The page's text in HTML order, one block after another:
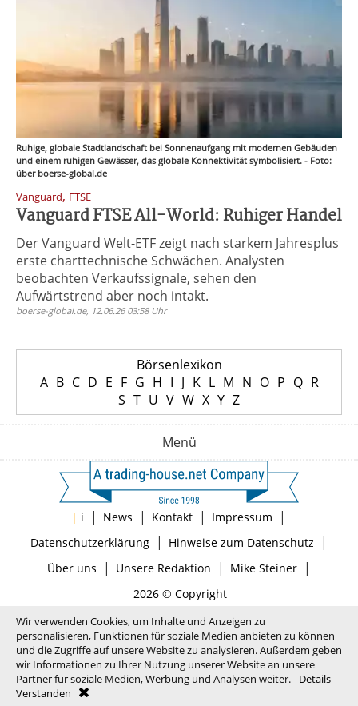
Ruhige, globale Stadtlandschaft bei Sonnenaufgang mit modernen Gebäuden
und einem ruhigen Gewässer, das globale Konnektivität symbolisiert. - Foto:
über boerse-global.de
Vanguard, FTSE
Vanguard FTSE All-World: Ruhiger Handel
Der Vanguard Welt-ETF zeigt nach starkem Jahresplus
erste charttechnische Schwächen. Analysten
beobachten Verkaufssignale, sehen den
Aufwärtstrend aber noch intakt.
boerse-global.de, 12.06.26 03:58 Uhr
Börsenlexikon
A B C D E F G H I J K L M N O P Q R
S T U V W X Y Z
Menü
| i | News | Kontakt | Impressum |
Datenschutzerklärung| Hinweise zum Datenschutz |
Über uns | Unsere Redaktion | Mike Steiner|
2026 © Copyright
Wir verwenden Cookies, um Inhalte und Anzeigen zu
personalisieren, Funktionen für soziale Medien anbieten zu können
und die Zugriffe auf unsere Website zu analysieren. Außerdem geben
wir Informationen zu Ihrer Nutzung unserer Website an unsere
Partner für soziale Medien, Werbung und Analysen weiter.
Details
Verstanden